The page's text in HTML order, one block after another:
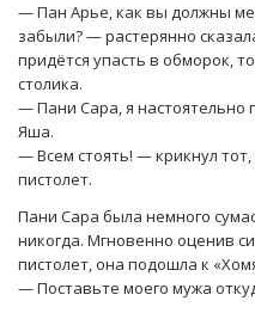
— Пан Арье, как вы должны
забыли? — растерянно
придётся упасть в обморок,
столика.
— Пани Сара, я настоятельно
Яша.
— Всем стоять! — крикнул
пистолет.
Пани Сара была немного
никогда. Мгновенно оценив
пистолет, она подошла к
— Поставьте моего мужа